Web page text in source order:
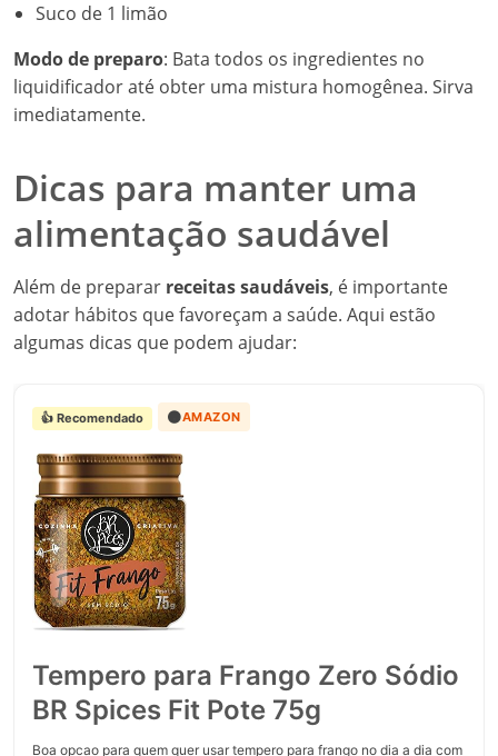
Suco de 1 limão
Modo de preparo: Bata todos os ingredientes no
liquidificador até obter uma mistura homogênea. Sirva
imediatamente.
Dicas para manter uma
alimentação saudável
Além de preparar receitas saudáveis, é importante
adotar hábitos que favoreçam a saúde. Aqui estão
algumas dicas que podem ajudar:
👍 Recomendado 🟠AMAZON
Tempero para Frango Zero Sódio
BR Spices Fit Pote 75g
Boa opcao para quem quer usar tempero para frango no dia a dia com